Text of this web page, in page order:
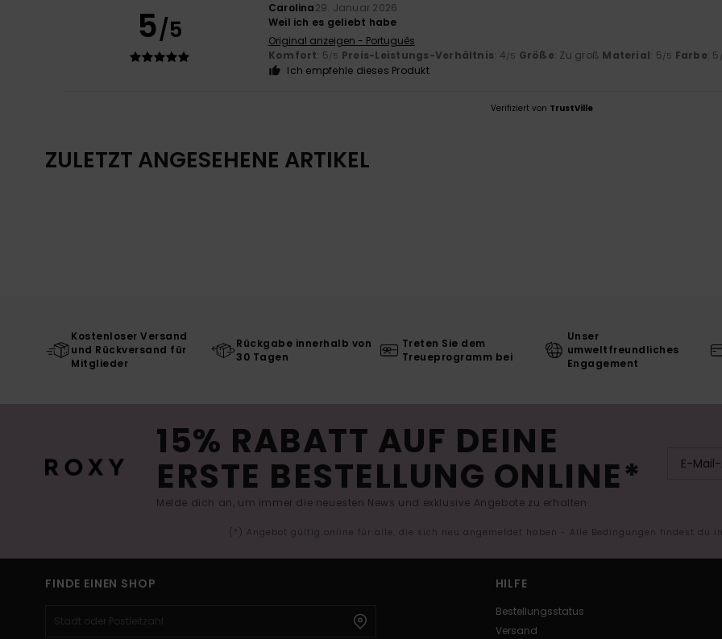
5/5
Carolina29. Januar 2026
Weil ich es geliebt habe
Original anzeigen - Português
Komfort: 5/5 Preis-Leistungs-Verhältnis: 4/5 Größe: Zu groß Material: 5/5 Farbe: 5
Ich empfehle dieses Produkt
Verifiziert von TrustVille
ZULETZT ANGESEHENE ARTIKEL
Kostenloser Versand
und Rückversand für
Mitglieder
Rückgabe innerhalb von
30 Tagen
Treten Sie dem
Treueprogramm bei
Unser
umweltfreundliches
Engagement
15% RABATT AUF DEINE
ERSTE BESTELLUNG ONLINE*
Melde dich an, um immer die neuesten News und exklusive Angebote zu erhalten.
(*) Angebot gültig online für alle, die sich neu angemeldet haben - Alle Bedingungen findest du
FINDE EINEN SHOP HILFE
Bestellungsstatus
Versand